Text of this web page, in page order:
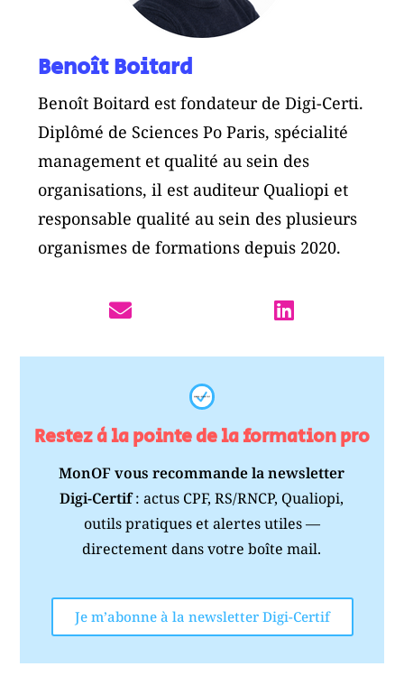
Benoît Boitard
Benoît Boitard est fondateur de Digi-Certi.
Diplômé de Sciences Po Paris, spécialité
management et qualité au sein des
organisations, il est auditeur Qualiopi et
responsable qualité au sein des plusieurs
organismes de formations depuis 2020.
Restez à la pointe de la formation pro
MonOF vous recommande la newsletter
Digi-Certif: actus CPF, RS/RNCP, Qualiopi,
outils pratiques et alertes utiles —
directement dans votre boîte mail.
Je m’abonne à la newsletter Digi-Certif